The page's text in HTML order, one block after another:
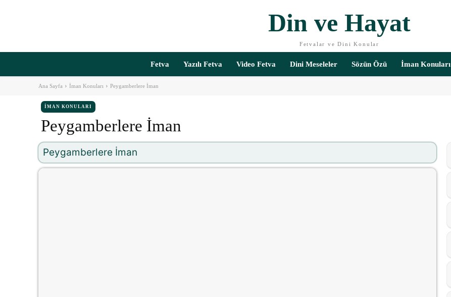
Din ve Hayat
Fetvalar ve Dini Konular
Fetva Yazılı Fetva Video Fetva Dini Meseleler Sözün Özü İman Konuları
Ana Sayfa İman Konuları Peygamberlere İman
İMAN KONULARI
Peygamberlere İman
Peygamberlere İman